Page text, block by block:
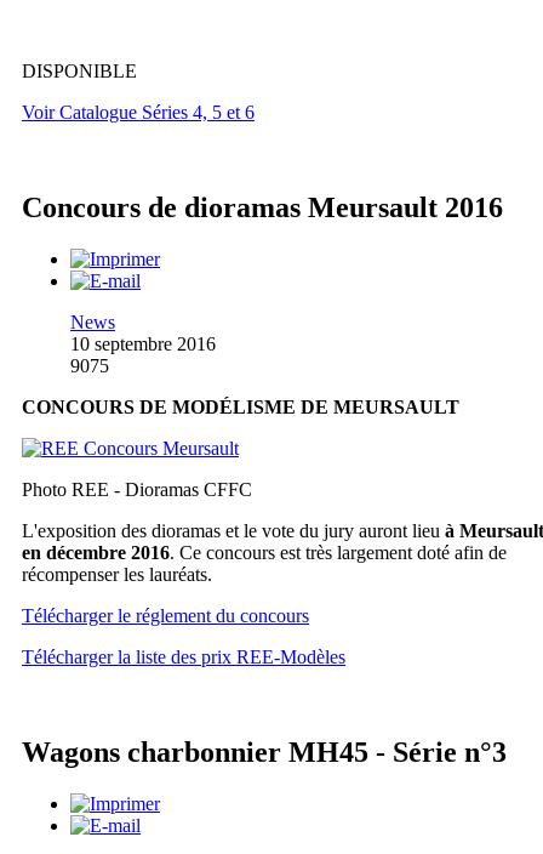
DISPONIBLE
Voir Catalogue Séries 4, 5 et 6
Concours de dioramas Meursault 2016
News
10 septembre 2016
9075
CONCOURS DE MODÉLISME DE MEURSAULT
Photo REE - Dioramas CFFC
L'exposition des dioramas et le vote du jury auront lieu à Meursault
en décembre 2016. Ce concours est très largement doté afin de
récompenser les lauréats.
Télécharger le réglement du concours
Télécharger la liste des prix REE-Modèles
Wagons charbonnier MH45 - Série n°3